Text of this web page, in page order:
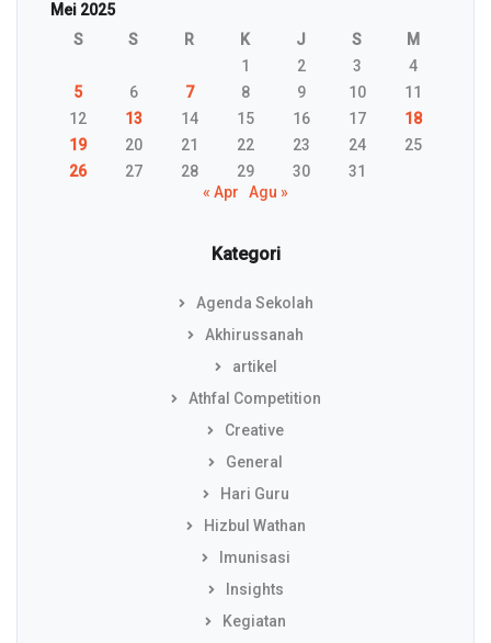
Mei 2025
S
S R K J S
M
1
2 3
4
5
6 7 8 9 10
11
12
13 14 15 16 17
18
19
20 21 22 23 24
25
26
27 28 29 30
31
« Apr
Agu »
Kategori
Agenda Sekolah
Akhirussanah
artikel
Athfal Competition
Creative
General
Hari Guru
Hizbul Wathan
Imunisasi
Insights
Kegiatan